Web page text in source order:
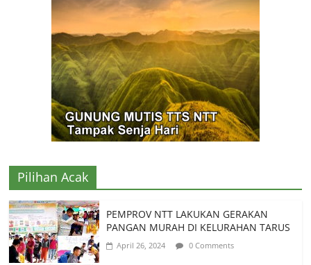
Pilihan Acak
PEMPROV NTT LAKUKAN GERAKAN
PANGAN MURAH DI KELURAHAN TARUS
April 26, 2024 0 Comments